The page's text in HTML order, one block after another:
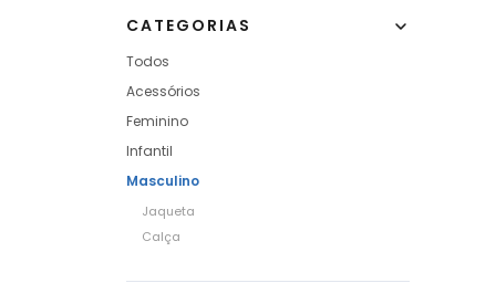
CATEGORIAS
Todos
Acessórios
Feminino
Infantil
Masculino
Jaqueta
Calça